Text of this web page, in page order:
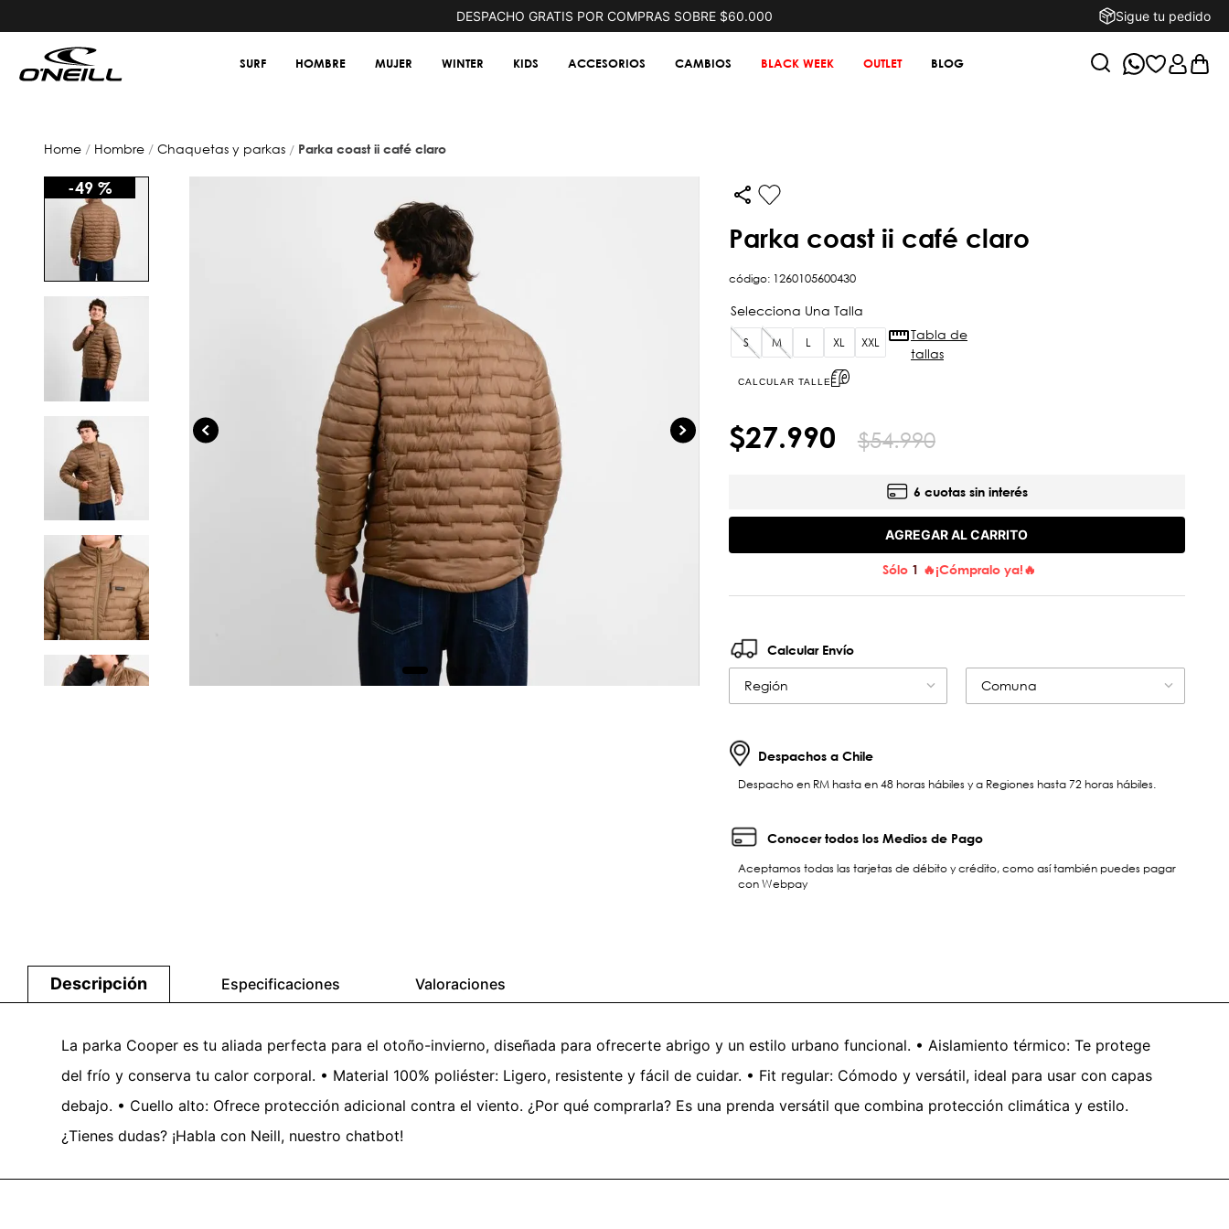
DESPACHO GRATIS POR COMPRAS SOBRE $60.000 Sigue tu pedido
SURF HOMBRE MUJER WINTER KIDS ACCESORIOS CAMBIOS BLACK WEEK OUTLET BLOG
hombre chaquetas y parkas parka coast ii café claro
-49 %
parka coast ii café claro
código: 1260105600430
S M L XL XXL
CALCULAR TALLE
Tabla de
tallas
$27.990 $54.990
6 cuotas sin interés
AGREGAR AL CARRITO
Sólo 1 🔥¡Cómpralo ya!🔥
Calcular Envío
Región Comuna
Despachos a Chile
Despacho en RM hasta en 48 horas hábiles y a Regiones hasta 72 horas hábiles.
Conocer todos los Medios de Pago
Aceptamos todas las tarjetas de débito y crédito, como así también puedes pagar
con Webpay
Descripción Especificaciones Valoraciones
La parka Cooper es tu aliada perfecta para el otoño-invierno, diseñada para ofrecerte abrigo y un estilo urbano funcional. • Aislamiento térmico: Te protege
del frío y conserva tu calor corporal. • Material 100% poliéster: Ligero, resistente y fácil de cuidar. • Fit regular: Cómodo y versátil, ideal para usar con capas
debajo. • Cuello alto: Ofrece protección adicional contra el viento. ¿Por qué comprarla? Es una prenda versátil que combina protección climática y estilo.
¿Tienes dudas? ¡Habla con Neill, nuestro chatbot!